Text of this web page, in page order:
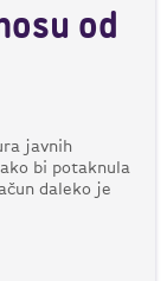
od
javnih
bi potaknula
daleko je